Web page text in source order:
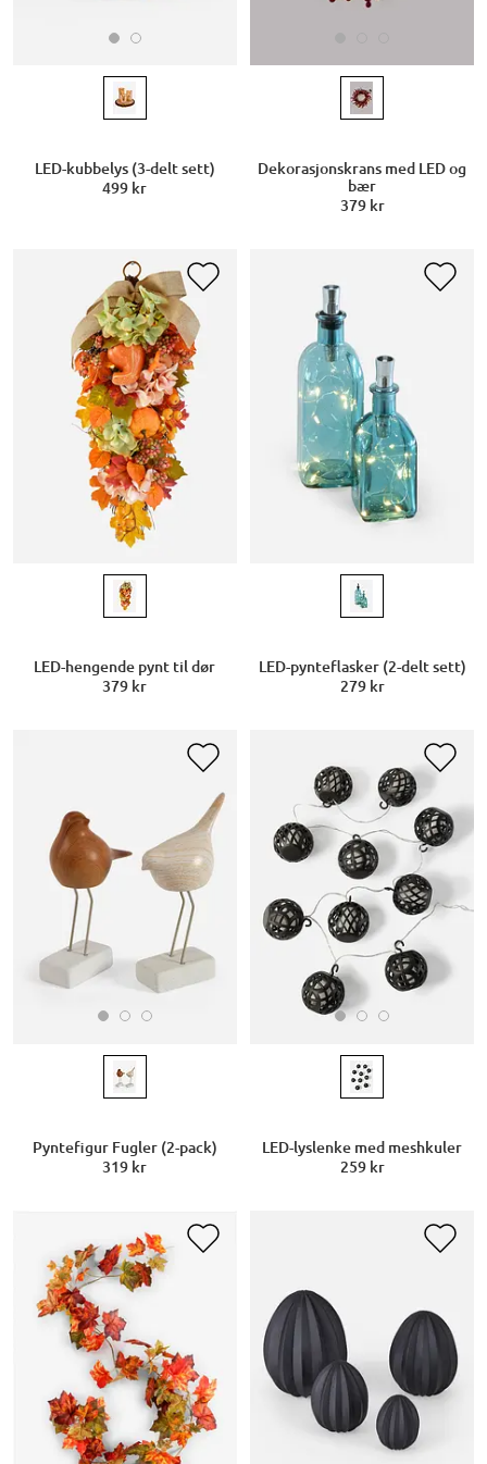
LED-kubbelys (3-delt sett)
499 kr
Dekorasjonskrans med LED og
bær
379 kr
LED-hengende pynt til dør
379 kr
LED-pynteflasker (2-delt sett)
279 kr
Pyntefigur Fugler (2-pack)
319 kr
LED-lyslenke med meshkuler
259 kr